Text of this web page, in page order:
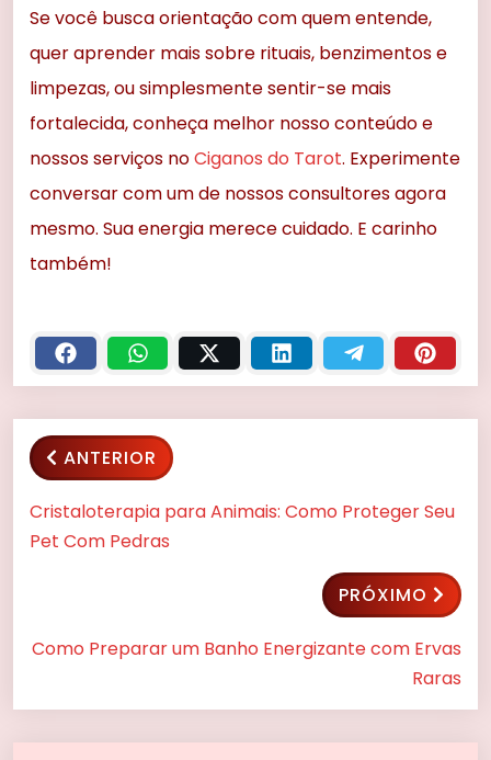
Se você busca orientação com quem entende,
quer aprender mais sobre rituais, benzimentos e
limpezas, ou simplesmente sentir-se mais
fortalecida, conheça melhor nosso conteúdo e
nossos serviços noCiganos do Tarot. Experimente
conversar com um de nossos consultores agora
mesmo. Sua energia merece cuidado. E carinho
também!
ANTERIOR
Cristaloterapia para Animais: Como Proteger Seu
Pet Com Pedras
PRÓXIMO
Como Preparar um Banho Energizante com Ervas
Raras